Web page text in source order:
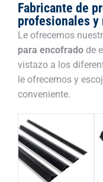
Fabricante de
profesionales y
Le ofrecemos
para encofrado de
vistazo a los
le ofrecemos y
conveniente.